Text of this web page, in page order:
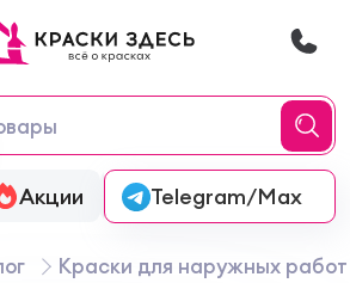
Акции Онлайн-колеровка
Telegram/Max
Краски для наружных работ